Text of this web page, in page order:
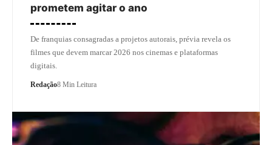
prometem agitar o ano
De franquias consagradas a projetos autorais, prévia revela os
filmes que devem marcar 2026 nos cinemas e plataformas
digitais.
Redação8 Min Leitura